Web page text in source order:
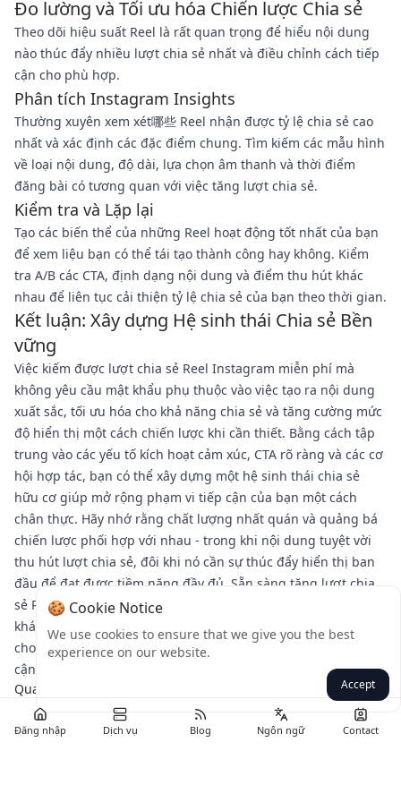
Đăng nhập Dịch vụ Blog Ngôn ngữ Contact
Đo lường và Tối ưu hóa Chiến lược Chia sẻ
Theo dõi hiệu suất Reel là rất quan trọng để hiểu nội dung
nào thúc đẩy nhiều lượt chia sẻ nhất và điều chỉnh cách tiếp
cận cho phù hợp.
Phân tích Instagram Insights
Thường xuyên xem xét哪些 Reel nhận được tỷ lệ chia sẻ cao
nhất và xác định các đặc điểm chung. Tìm kiếm các mẫu hình
về loại nội dung, độ dài, lựa chọn âm thanh và thời điểm
đăng bài có tương quan với việc tăng lượt chia sẻ.
Kiểm tra và Lặp lại
Tạo các biến thể của những Reel hoạt động tốt nhất của bạn
để xem liệu bạn có thể tái tạo thành công hay không. Kiểm
tra A/B các CTA, định dạng nội dung và điểm thu hút khác
nhau để liên tục cải thiện tỷ lệ chia sẻ của bạn theo thời gian.
Kết luận: Xây dựng Hệ sinh thái Chia sẻ Bền
vững
Việc kiếm được lượt chia sẻ Reel Instagram miễn phí mà
không yêu cầu mật khẩu phụ thuộc vào việc tạo ra nội dung
xuất sắc, tối ưu hóa cho khả năng chia sẻ và tăng cường mức
độ hiển thị một cách chiến lược khi cần thiết. Bằng cách tập
trung vào các yếu tố kích hoạt cảm xúc, CTA rõ ràng và các cơ
hội hợp tác, bạn có thể xây dựng một hệ sinh thái chia sẻ
hữu cơ giúp mở rộng phạm vi tiếp cận của bạn một cách
chân thực. Hãy nhớ rằng chất lượng nhất quán và quảng bá
chiến lược phối hợp với nhau - trong khi nội dung tuyệt vời
thu hút lượt chia sẻ, đôi khi nó cần sự thúc đẩy hiển thị ban
đầu để đạt được tiềm năng đầy đủ. Sẵn sàng tăng lượt chia
sẻ Reel và mở rộng sự hiện diện trên Instagram của bạn? Hãy
khám phá cách các dịch vụ của Bulkmedya có thể bổ sung
cho chiến lược hữu cơ của bạn và giúp nội dung của bạn tiếp
cận những đối tượng có khả năng chia sẻ cao nhất.
Quay lại
🍪 Cookie Notice
We use cookies to ensure that we give you the best
experience on our website.
Accept